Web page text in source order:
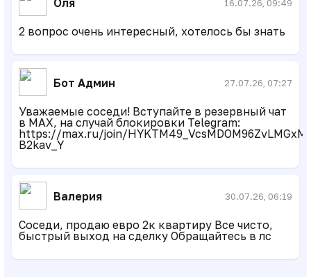
Валерия 30.07.26, 06:19
Соседи, продаю евро 2к квартиру Все чисто,
быстрый выход на сделку Обращайтесь в лс
Бот Админ 27.07.26, 07:27
Уважаемые соседи! Вступайте в резервный чат
в MAX, на случай блокировки Telegram:
https://max.ru/join/
B2kav_Y
16.07.26, 09:49
2 вопрос очень интересный, хотелось бы знать